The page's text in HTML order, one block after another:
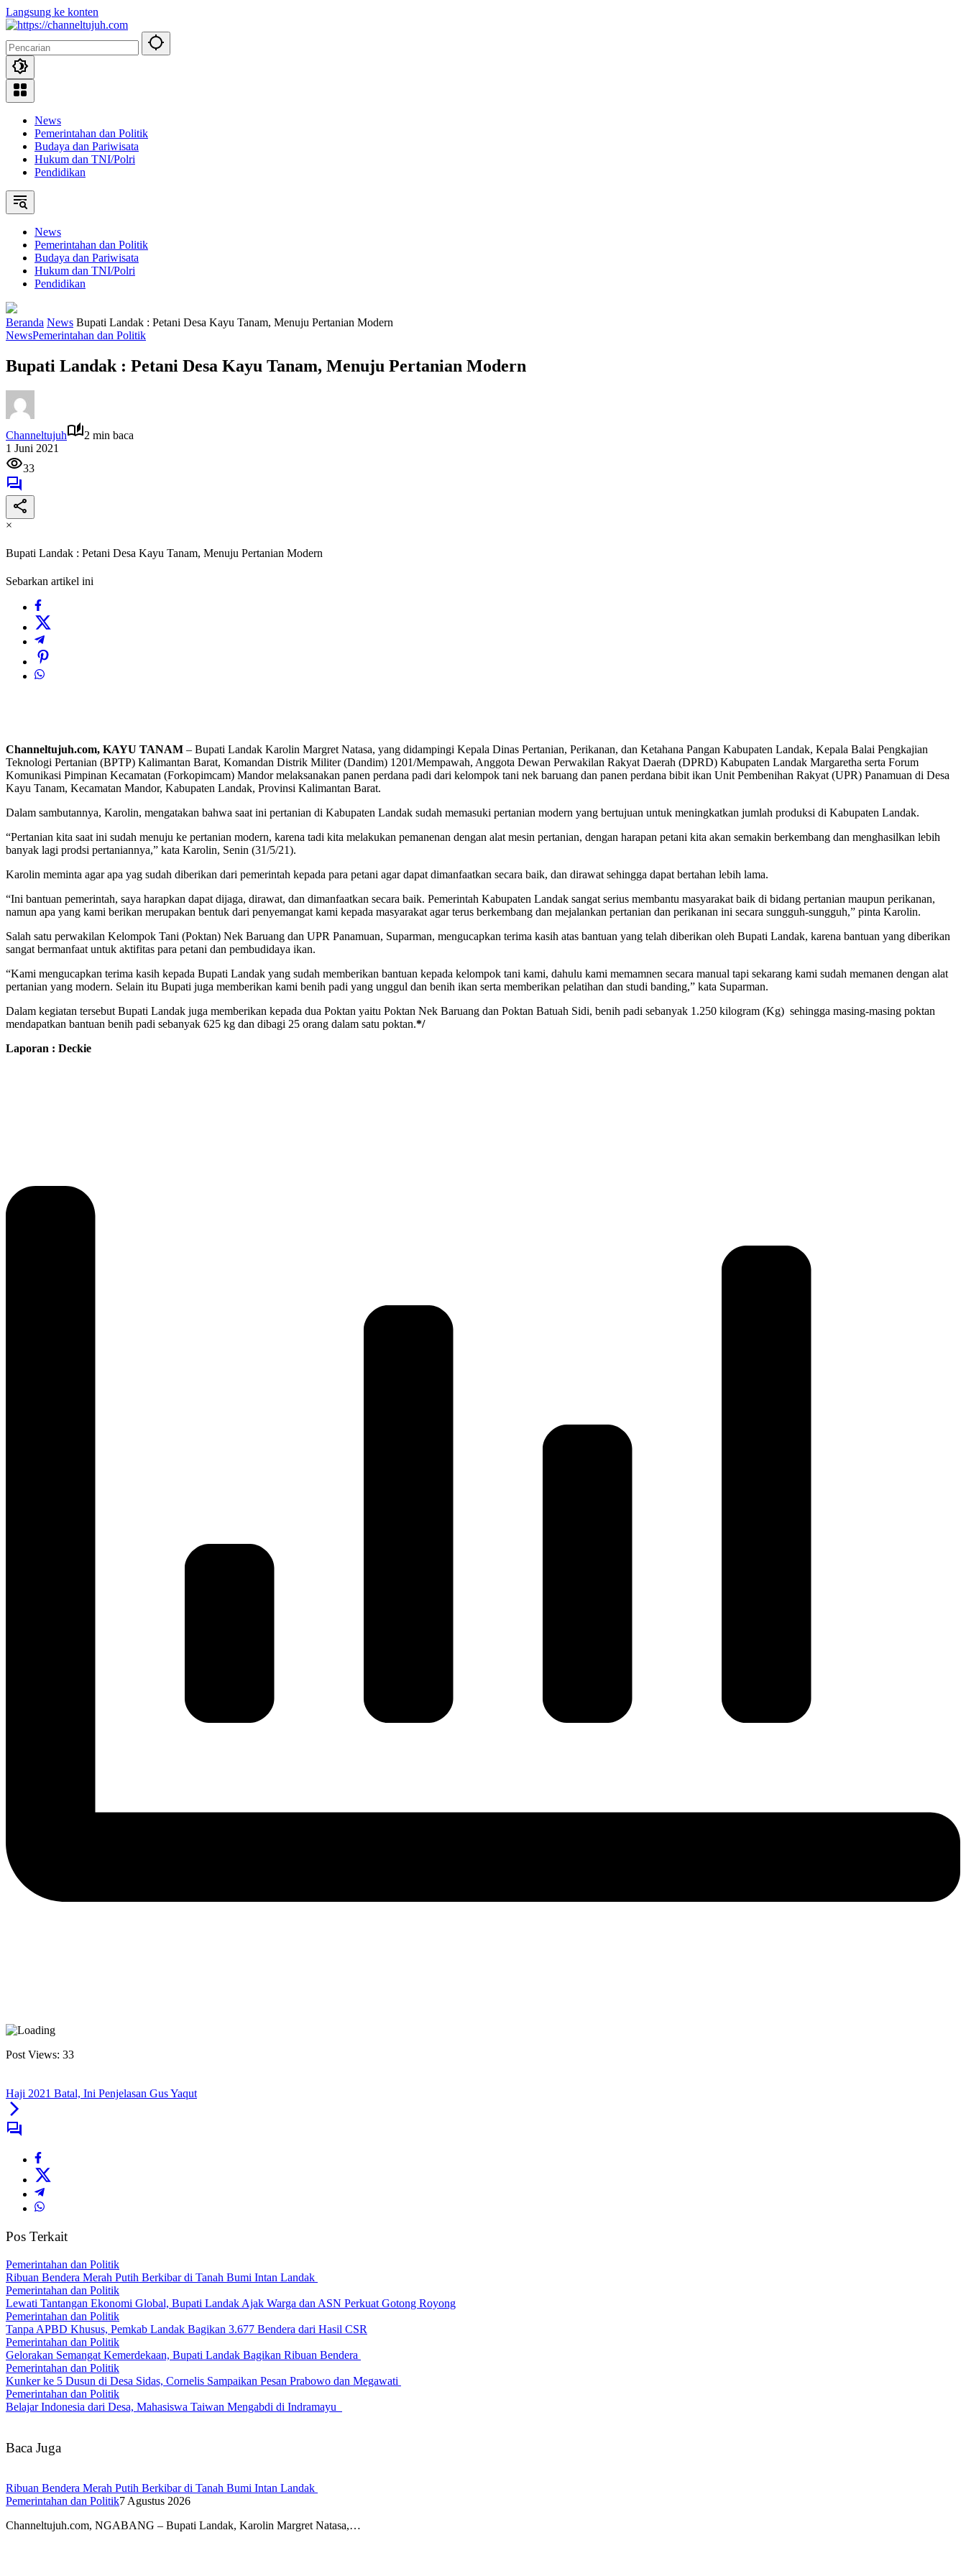
Langsung ke konten
News
Pemerintahan dan Politik
Budaya dan Pariwisata
Hukum dan TNI/Polri
Pendidikan
News
Pemerintahan dan Politik
Budaya dan Pariwisata
Hukum dan TNI/Polri
Pendidikan
Beranda News Bupati Landak : Petani Desa Kayu Tanam, Menuju Pertanian Modern
NewsPemerintahan dan Politik
Bupati Landak : Petani Desa Kayu Tanam, Menuju Pertanian Modern
Channeltujuh
2 min baca
1 Juni 2021
33
×
Bupati Landak : Petani Desa Kayu Tanam, Menuju Pertanian Modern
Sebarkan artikel ini
Channeltujuh.com, KAYU TANAM – Bupati Landak Karolin Margret Natasa, yang didampingi Kepala Dinas Pertanian, Perikanan, dan Ketahana Pangan Kabupaten Landak, Kepala Balai Pengkajian
Teknologi Pertanian (BPTP) Kalimantan Barat, Komandan Distrik Militer (Dandim) 1201/Mempawah, Anggota Dewan Perwakilan Rakyat Daerah (DPRD) Kabupaten Landak Margaretha serta Forum
Komunikasi Pimpinan Kecamatan (Forkopimcam) Mandor melaksanakan panen perdana padi dari kelompok tani nek baruang dan panen perdana bibit ikan Unit Pembenihan Rakyat (UPR) Panamuan di Desa
Kayu Tanam, Kecamatan Mandor, Kabupaten Landak, Provinsi Kalimantan Barat.
Dalam sambutannya, Karolin, mengatakan bahwa saat ini pertanian di Kabupaten Landak sudah memasuki pertanian modern yang bertujuan untuk meningkatkan jumlah produksi di Kabupaten Landak.
“Pertanian kita saat ini sudah menuju ke pertanian modern, karena tadi kita melakukan pemanenan dengan alat mesin pertanian, dengan harapan petani kita akan semakin berkembang dan menghasilkan lebih
banyak lagi prodsi pertaniannya,” kata Karolin, Senin (31/5/21).
Karolin meminta agar apa yag sudah diberikan dari pemerintah kepada para petani agar dapat dimanfaatkan secara baik, dan dirawat sehingga dapat bertahan lebih lama.
“Ini bantuan pemerintah, saya harapkan dapat dijaga, dirawat, dan dimanfaatkan secara baik. Pemerintah Kabupaten Landak sangat serius membantu masyarakat baik di bidang pertanian maupun perikanan,
namun apa yang kami berikan merupakan bentuk dari penyemangat kami kepada masyarakat agar terus berkembang dan mejalankan pertanian dan perikanan ini secara sungguh-sungguh,” pinta Karolin.
Salah satu perwakilan Kelompok Tani (Poktan) Nek Baruang dan UPR Panamuan, Suparman, mengucapkan terima kasih atas bantuan yang telah diberikan oleh Bupati Landak, karena bantuan yang diberikan
sangat bermanfaat untuk aktifitas para petani dan pembudidaya ikan.
“Kami mengucapkan terima kasih kepada Bupati Landak yang sudah memberikan bantuan kepada kelompok tani kami, dahulu kami memamnen secara manual tapi sekarang kami sudah memanen dengan alat
pertanian yang modern. Selain itu Bupati juga memberikan kami benih padi yang unggul dan benih ikan serta memberikan pelatihan dan studi banding,” kata Suparman.
Dalam kegiatan tersebut Bupati Landak juga memberikan kepada dua Poktan yaitu Poktan Nek Baruang dan Poktan Batuah Sidi, benih padi sebanyak 1.250 kilogram (Kg) sehingga masing-masing poktan
mendapatkan bantuan benih padi sebanyak 625 kg dan dibagi 25 orang dalam satu poktan.*/
Laporan : Deckie
Post Views: 33
Haji 2021 Batal, Ini Penjelasan Gus Yaqut
Pos Terkait
Pemerintahan dan Politik
Ribuan Bendera Merah Putih Berkibar di Tanah Bumi Intan Landak
Pemerintahan dan Politik
Lewati Tantangan Ekonomi Global, Bupati Landak Ajak Warga dan ASN Perkuat Gotong Royong
Pemerintahan dan Politik
Tanpa APBD Khusus, Pemkab Landak Bagikan 3.677 Bendera dari Hasil CSR
Pemerintahan dan Politik
Gelorakan Semangat Kemerdekaan, Bupati Landak Bagikan Ribuan Bendera
Pemerintahan dan Politik
Kunker ke 5 Dusun di Desa Sidas, Cornelis Sampaikan Pesan Prabowo dan Megawati
Pemerintahan dan Politik
Belajar Indonesia dari Desa, Mahasiswa Taiwan Mengabdi di Indramayu
Baca Juga
Ribuan Bendera Merah Putih Berkibar di Tanah Bumi Intan Landak
Pemerintahan dan Politik7 Agustus 2026
Channeltujuh.com, NGABANG – Bupati Landak, Karolin Margret Natasa,…